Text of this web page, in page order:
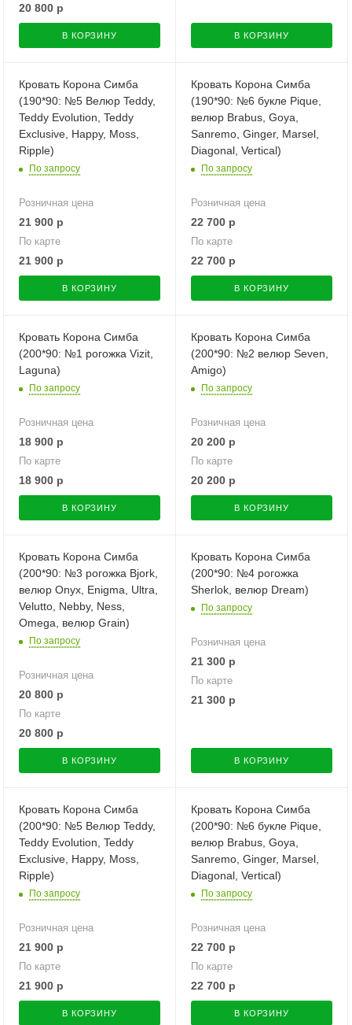
20 800 р
В КОРЗИНУ В КОРЗИНУ
Кровать Корона Симба
(190*90: №5 Велюр Teddy,
Teddy Evolution, Teddy
Exclusive, Happy, Moss,
Ripple)
По запросу
Розничная цена
21 900 р
По карте
21 900 р
В КОРЗИНУ
Кровать Корона Симба
(190*90: №6 букле Pique,
велюр Brabus, Goya,
Sanremo, Ginger, Marsel,
Diagonal, Vertical)
По запросу
Розничная цена
22 700 р
По карте
22 700 р
В КОРЗИНУ
Кровать Корона Симба
(200*90: №1 рогожка Vizit,
Laguna)
По запросу
Розничная цена
18 900 р
По карте
18 900 р
В КОРЗИНУ
Кровать Корона Симба
(200*90: №2 велюр Seven,
Amigo)
По запросу
Розничная цена
20 200 р
По карте
20 200 р
В КОРЗИНУ
Кровать Корона Симба
(200*90: №3 рогожка Bjork,
велюр Onyx, Enigma, Ultra,
Velutto, Nebby, Ness,
Omega, велюр Grain)
По запросу
Розничная цена
20 800 р
По карте
20 800 р
В КОРЗИНУ
Кровать Корона Симба
(200*90: №4 рогожка
Sherlok, велюр Dream)
По запросу
Розничная цена
21 300 р
По карте
21 300 р
В КОРЗИНУ
Кровать Корона Симба
(200*90: №5 Велюр Teddy,
Teddy Evolution, Teddy
Exclusive, Happy, Moss,
Ripple)
По запросу
Розничная цена
21 900 р
По карте
21 900 р
В КОРЗИНУ
Кровать Корона Симба
(200*90: №6 букле Pique,
велюр Brabus, Goya,
Sanremo, Ginger, Marsel,
Diagonal, Vertical)
По запросу
Розничная цена
22 700 р
По карте
22 700 р
В КОРЗИНУ